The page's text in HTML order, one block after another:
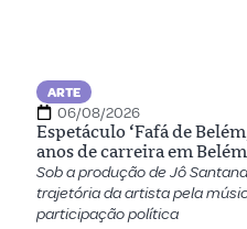
ARTE
06/08/2026
Espetáculo ‘Fafá de
anos de carreira em Belém
Sob a produção de Jô
trajetória da artista pela
participação política